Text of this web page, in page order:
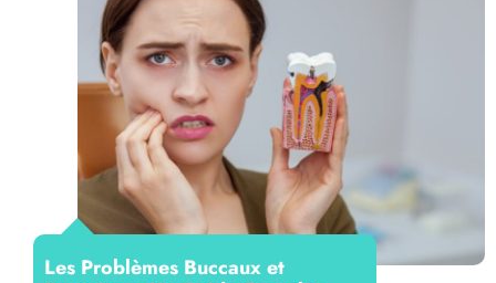
Les Problèmes Buccaux et